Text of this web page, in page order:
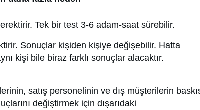
Tek bir test 3-6 adam-saat sürebilir.
Sonuçlar kişiden kişiye değişebilir. Hatta
kişi bile biraz farklı sonuçlar alacaktır.
satış personelinin ve dış müşterilerin
değiştirmek için dışarıdaki